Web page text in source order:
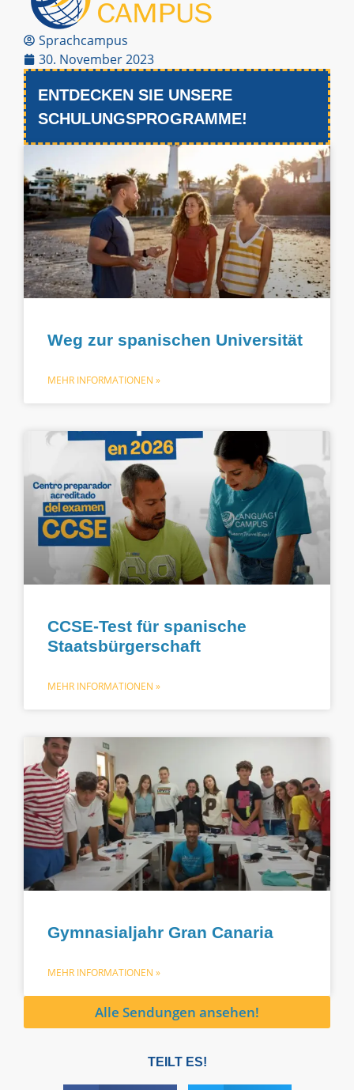
Sprachcampus
30. November 2023
ENTDECKEN SIE UNSERE
SCHULUNGSPROGRAMME!
Weg zur spanischen Universität
MEHR INFORMATIONEN »
CCSE-Test für spanische
Staatsbürgerschaft
MEHR INFORMATIONEN »
Gymnasialjahr Gran Canaria
MEHR INFORMATIONEN »
Alle Sendungen ansehen!
TEILT ES!